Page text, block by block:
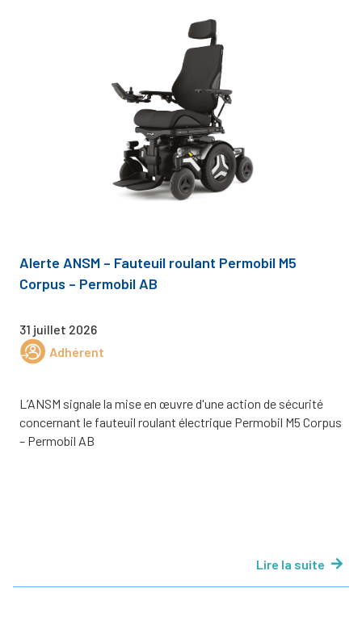
Alerte ANSM – Fauteuil roulant Permobil M5
Corpus – Permobil AB
31 juillet 2026
Adhérent
L’ANSM signale la mise en œuvre d'une action de sécurité
concernant le fauteuil roulant électrique Permobil M5 Corpus
– Permobil AB
Lire la suite